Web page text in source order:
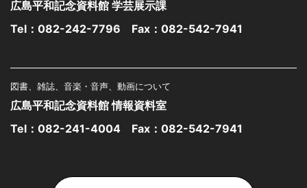
広島平和記念資料館 学芸展示課
Tel： 082-242-7796 Fax：082-542-7941
図書、雑誌、音楽・音声、動画について
広島平和記念資料館 情報資料室
Tel： 082-241-4004 Fax：082-542-7941